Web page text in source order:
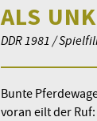
ALS
DDR 1981 /
Bunte
voran eilt der